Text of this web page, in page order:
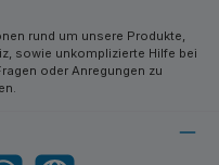
rund um unsere Produkte,
sowie unkomplizierte Hilfe bei
oder Anregungen zu